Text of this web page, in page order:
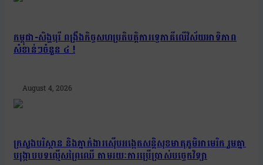
កម្ពុជា-សិង្ហបុរី ពង្រឹងកិច្ចសហប្រតិបត្តិការទ្វេភាគីលើវិស័យអាទិភាព
សំខាន់ៗចំនួន ៤ !
August 4, 2026
ក្រសួងបរិស្ថាន និងភ្នាក់ងារស៊ើបអង្កេតសន្តិសុខមាតុភូមិអាមេរិក រួមគ្នា
បង្រ្កាបបទល្មើសព្រៃឈើ តាមរយៈការប្រើប្រាស់បច្ចេកវិទ្យា